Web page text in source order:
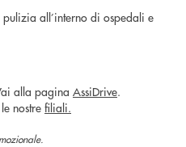
all’interno di ospedali e
alla pagina AssiDrive.
nostre filiali.